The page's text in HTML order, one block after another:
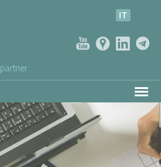
IT
partner